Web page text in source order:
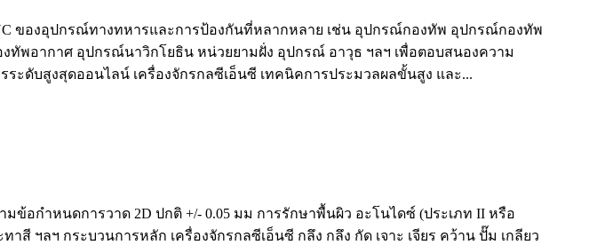
ของอุปกรณ์ทางทหารและการป้องกันที่หลากหลาย เช่น อุปกรณ์กองทัพ อุปกรณ์กองทัพ
ทัพอากาศ อุปกรณ์นาวิกโยธิน หน่วยยามฝั่ง อุปกรณ์ อาวุธ ฯลฯ เพื่อตอบสนองความ
ะดับสูงสุดออนไลน์ เครื่องจักรกลซีเอ็นซี เทคนิคการประมวลผลขั้นสูง และ...
ข้อกำหนดการวาด 2D ปกติ +/- 0.05 มม การรักษาพื้นผิว อะโนไดซ์ (ประเภท II หรือ
สี ฯลฯ กระบวนการหลัก เครื่องจักรกลซีเอ็นซี กลึง กลึง กัด เจาะ เจียร คว้าน ปั๊ม เกลียว